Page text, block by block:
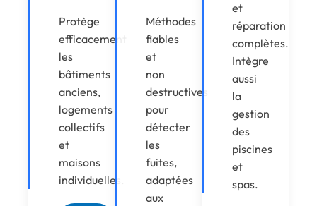
Protège
efficacement
les
bâtiments
anciens,
logements
collectifs
et
maisons
individuelles.
Méthodes
fiables
et
non
destructives
pour
détecter
les
fuites,
adaptées
aux
et
réparation
complètes.
Intègre
aussi
la
gestion
des
piscines
et
spas.